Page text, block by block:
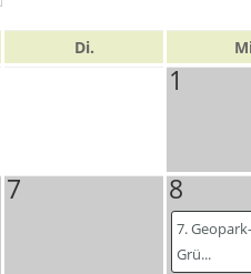
Di.
1
7 8
7.
Grü...